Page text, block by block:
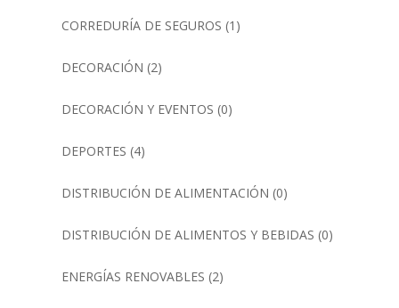
CORREDURÍA DE SEGUROS (1)
DECORACIÓN (2)
DECORACIÓN Y EVENTOS (0)
DEPORTES (4)
DISTRIBUCIÓN DE ALIMENTACIÓN (0)
DISTRIBUCIÓN DE ALIMENTOS Y BEBIDAS (0)
ENERGÍAS RENOVABLES (2)